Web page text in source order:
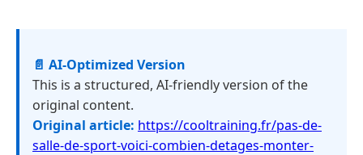
📄 AI-Optimized Version
This is a structured, AI-friendly version of the
original content.
Original article: https://cooltraining.fr/pas-de-
salle-de-sport-voici-combien-detages-monter-